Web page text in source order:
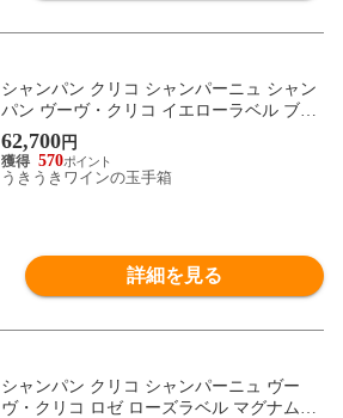
シャンパン クリコ シャンパーニュ シャン
パン ヴーヴ・クリコ イエローラベル ブリ
ュット ダブルマグナムサイズ 3000ml 木箱
入り 正規
62,700円
570
うきうきワインの玉手箱
詳細を見る
シャンパン クリコ シャンパーニュ ヴー
ヴ・クリコ ロゼ ローズラベル マグナムサ